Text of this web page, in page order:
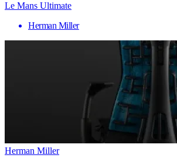
Le Mans Ultimate
Herman Miller
Herman Miller